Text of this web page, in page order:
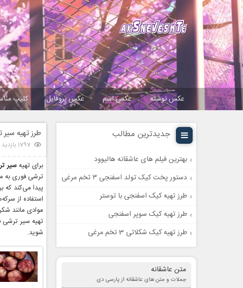
عکس نوشته عکس اسم عکس پروفایل کلیپ
جدیدترین مطالب
بهترین فیلم های عاشقانه هالیوود
دستور پخت کیک تولد اسفنجی ۳ تخم مرغی
طرز تهیه کیک اسفنجی با توستر
طرز تهیه کیک سوپر اسفنجی
طرز تهیه کیک شکلاتی 3 تخم مرغی
متن عاشقانه
جملات و متن های عاشقانه از پارسی دی
طرز تهیه سیر ترشی 3 نوع سیر ترشی
1797 بازدید
برای تهیه سیر
ترشی فوری به
پیدا می‌کند که
استفاده از
موادی مانند
شوید.